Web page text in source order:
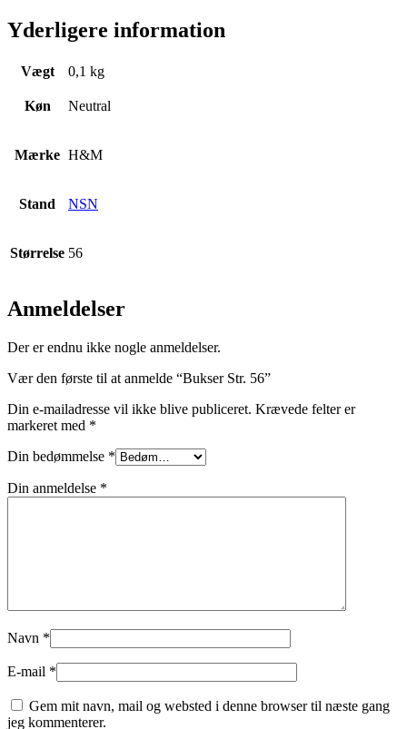
Yderligere information
Vægt 0,1 kg
Køn Neutral
Mærke H&M
Stand NSN
Størrelse 56
Anmeldelser
Der er endnu ikke nogle anmeldelser.
Vær den første til at anmelde “Bukser Str. 56”
Din e-mailadresse vil ikke blive publiceret. Krævede felter er
markeret med *
Din bedømmelse *
Din anmeldelse *
Navn *
E-mail *
Gem mit navn, mail og websted i denne browser til næste gang
jeg kommenterer.